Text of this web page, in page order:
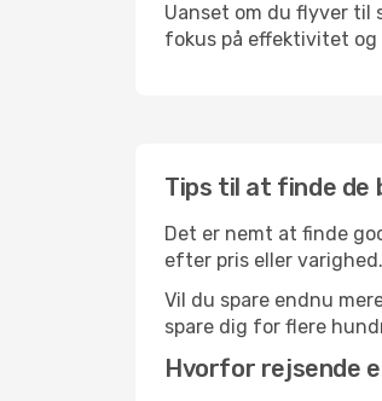
Uanset om du flyver til
fokus på effektivitet
Tips til at finde de
Det er nemt at finde
efter pris eller
Vil du spare endnu
spare dig for flere
Hvorfor rejsende